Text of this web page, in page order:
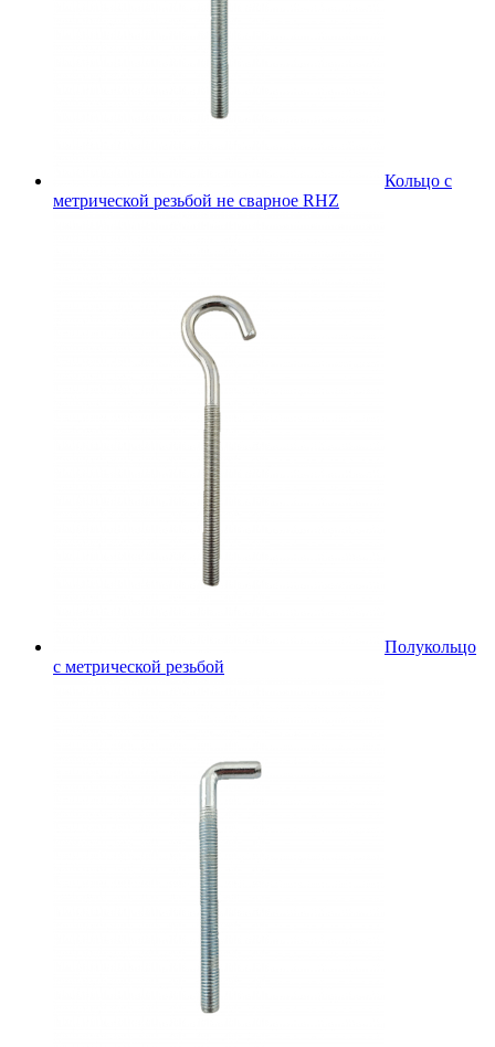
Кольцо с
метрической резьбой не сварное RHZ
Полукольцо
с метрической резьбой